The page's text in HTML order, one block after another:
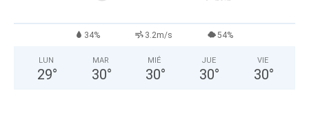
34% 3.2m/s 54%
LUN
29°
MAR
30°
MIÉ
30°
JUE
30°
VIE
30°